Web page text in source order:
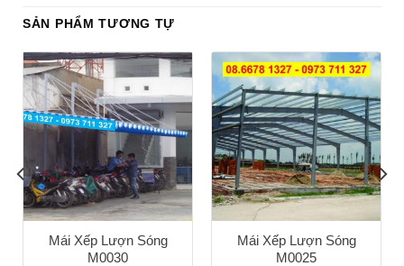
SẢN PHẨM TƯƠNG TỰ
Mái Xếp Lượn Sóng
M0030
Mái Xếp Lượn Sóng
M0025